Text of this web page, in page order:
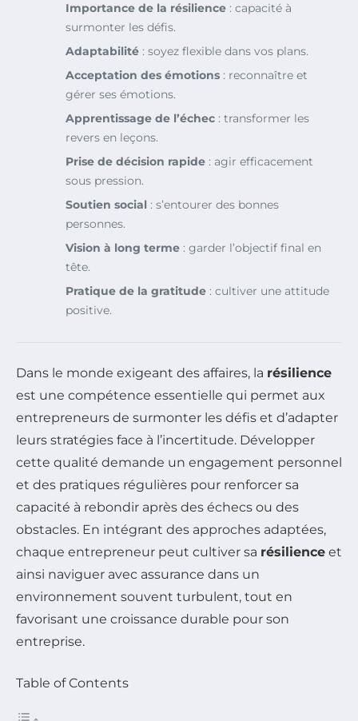
Importance de la résilience : capacité à
surmonter les défis.
Adaptabilité : soyez flexible dans vos plans.
Acceptation des émotions : reconnaître et
gérer ses émotions.
Apprentissage de l’échec : transformer les
revers en leçons.
Prise de décision rapide : agir efficacement
sous pression.
Soutien social : s’entourer des bonnes
personnes.
Vision à long terme : garder l’objectif final en
tête.
Pratique de la gratitude : cultiver une attitude
positive.
Dans le monde exigeant des affaires, la résilience
est une compétence essentielle qui permet aux
entrepreneurs de surmonter les défis et d’adapter
leurs stratégies face à l’incertitude. Développer
cette qualité demande un engagement personnel
et des pratiques régulières pour renforcer sa
capacité à rebondir après des échecs ou des
obstacles. En intégrant des approches adaptées,
chaque entrepreneur peut cultiver sa résilience et
ainsi naviguer avec assurance dans un
environnement souvent turbulent, tout en
favorisant une croissance durable pour son
entreprise.
Table of Contents